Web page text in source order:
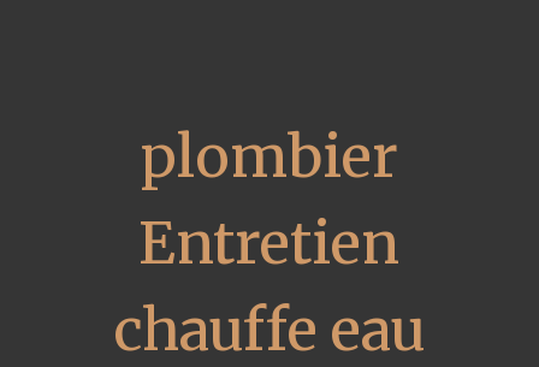
plombier
Entretien
chauffe eau